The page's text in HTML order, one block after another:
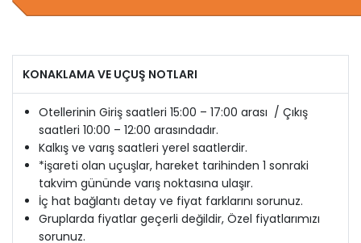
KONAKLAMA VE UÇUŞ NOTLARI
Otellerinin Giriş saatleri 15:00 – 17:00 arası / Çıkış
saatleri 10:00 – 12:00 arasındadır.
Kalkış ve varış saatleri yerel saatlerdir.
*işareti olan uçuşlar, hareket tarihinden 1 sonraki
takvim gününde varış noktasına ulaşır.
İç hat bağlantı detay ve fiyat farklarını sorunuz.
Gruplarda fiyatlar geçerli değildir, Özel fiyatlarımızı
sorunuz.